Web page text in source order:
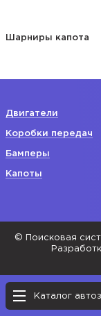
Каталог
Шарниры капота
Двигатели
Коробки передач
Бамперы
Капоты
© Поисковая